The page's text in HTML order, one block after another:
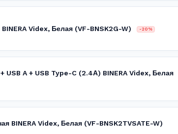
Videx, Белая (VF-BNSK2G-W) -20%
USB A + USB Type-C (2.4А) BINERA Videx, Белая
BINERA Videx, Белая (VF-BNSK2TVSATE-W)